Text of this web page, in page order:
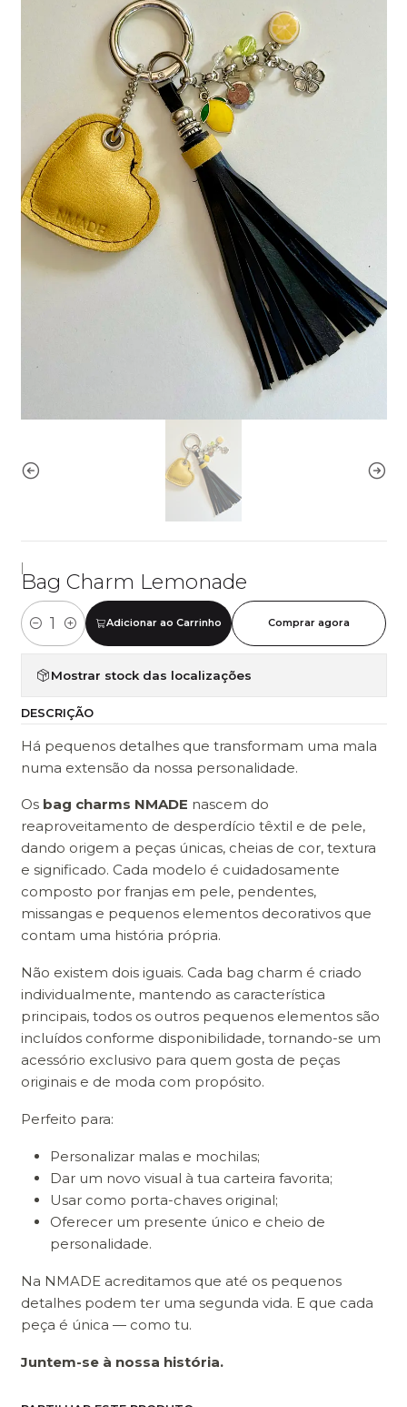
|
Bag Charm Lemonade
Quantidade
Adicionar ao Carrinho Comprar agora
Mostrar stock das localizações
DESCRIÇÃO
Há pequenos detalhes que transformam uma mala
numa extensão da nossa personalidade.
Os bag charms NMADE nascem do
reaproveitamento de desperdício têxtil e de pele,
dando origem a peças únicas, cheias de cor, textura
e significado. Cada modelo é cuidadosamente
composto por franjas em pele, pendentes,
missangas e pequenos elementos decorativos que
contam uma história própria.
Não existem dois iguais. Cada bag charm é criado
individualmente, mantendo as característica
principais, todos os outros pequenos elementos são
incluídos conforme disponibilidade, tornando-se um
acessório exclusivo para quem gosta de peças
originais e de moda com propósito.
Perfeito para:
Personalizar malas e mochilas;
Dar um novo visual à tua carteira favorita;
Usar como porta-chaves original;
Oferecer um presente único e cheio de
personalidade.
Na NMADE acreditamos que até os pequenos
detalhes podem ter uma segunda vida. E que cada
peça é única — como tu.
Juntem-se à nossa história.